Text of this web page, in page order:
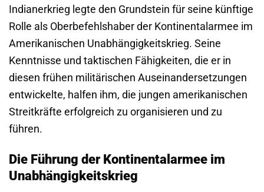
Indianerkrieg legte den Grundstein für seine künftige
Rolle als Oberbefehlshaber der Kontinentalarmee im
Amerikanischen Unabhängigkeitskrieg. Seine
Kenntnisse und taktischen Fähigkeiten, die er in
diesen frühen militärischen Auseinandersetzungen
entwickelte, halfen ihm, die jungen amerikanischen
Streitkräfte erfolgreich zu organisieren und zu
führen.
Die Führung der Kontinentalarmee im
Unabhängigkeitskrieg